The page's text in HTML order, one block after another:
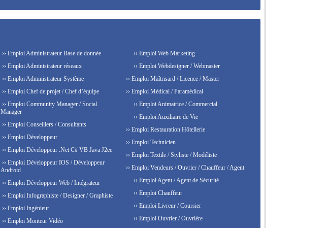
›› Emploi Administrateur Base de donnée
›› Emploi Administrateur réseaux
›› Emploi Administrateur Système
›› Emploi Chef de projet / Chef d’équipe
›› Emploi Community Manager / Social
Manager
›› Emploi Conseillers / Consultants
›› Emploi Développeur
›› Emploi Développeur .Net C# VB Java J2ee
›› Emploi Développeur IOS / Développeur
Android
›› Emploi Développeur Web / Intégrateur
›› Emploi Infographiste / Designer / Graphiste
›› Emploi Ingénieur
›› Emploi Monteur Vidéo
›› Emploi Web Marketing
›› Emploi Webdesigner / Webmaster
›› Emploi Maîtrisard / Licence / Master
›› Emploi Médical / Paramédical
›› Emploi Animatrice / Commercial
›› Emploi Auxiliaire de Vie
›› Emploi Restauration Hôtellerie
›› Emploi Technicien
›› Emploi Textile / Styliste / Modéliste
›› Emploi Vendeurs / Ouvrier / Chauffeur / Agent
›› Emploi Agent / Agent de Sécurité
›› Emploi Chauffeur
›› Emploi Livreur / Coursier
›› Emploi Ouvrier / Ouvrière